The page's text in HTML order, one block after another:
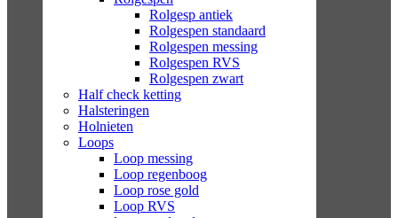
Rolgesp antiek
Rolgespen standaard
Rolgespen messing
Rolgespen RVS
Rolgespen zwart
Half check ketting
Halsteringen
Holnieten
Loops
Loop messing
Loop regenboog
Loop rose gold
Loop RVS